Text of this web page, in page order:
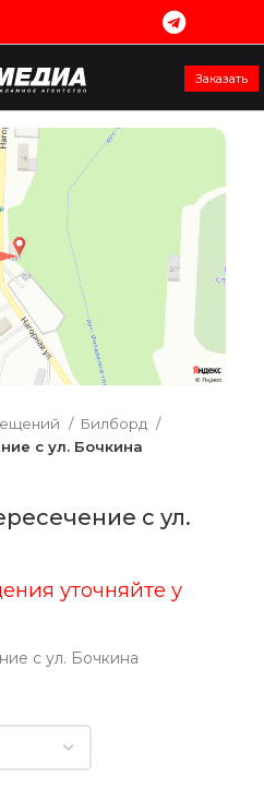
Заказать
Билборд
с ул. Бочкина
с ул.
уточняйте у
с ул. Бочкина